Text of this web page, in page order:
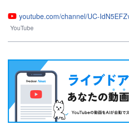
youtube.com/channel/UC-
YouTube